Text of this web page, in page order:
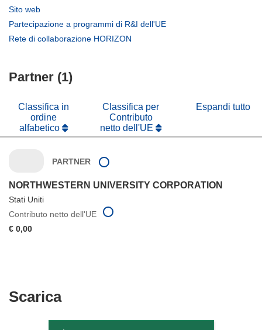
nuova
Sito web
apre
finestra)
Partecipazione a programmi di R&I dell'UE
Rete di collaborazione HORIZON
Partner (1)
Classifica in
ordine
alfabetico
Classifica per
Contributo
netto dell'UE
Espandi tutto
PARTNER
NORTHWESTERN UNIVERSITY CORPORATION
Stati Uniti
Contributo netto dell'UE
€ 0,00
ScaricaScarica